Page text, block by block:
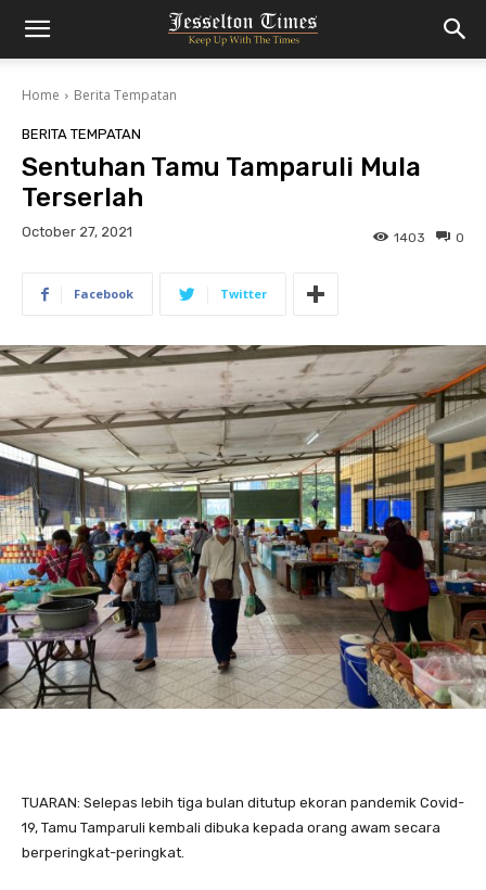
Home Berita Tempatan
BERITA TEMPATAN
Sentuhan Tamu Tamparuli Mula
Terserlah
October 27, 2021 0
1403
Facebook Twitter
TUARAN: Selepas lebih tiga bulan ditutup ekoran pandemik Covid-
19, Tamu Tamparuli kembali dibuka kepada orang awam secara
berperingkat-peringkat.